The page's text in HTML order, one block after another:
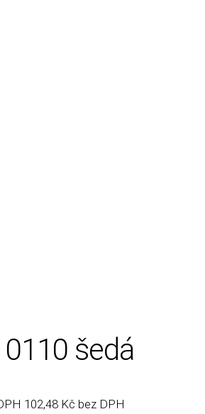
šedá
102,48 Kč bez DPH